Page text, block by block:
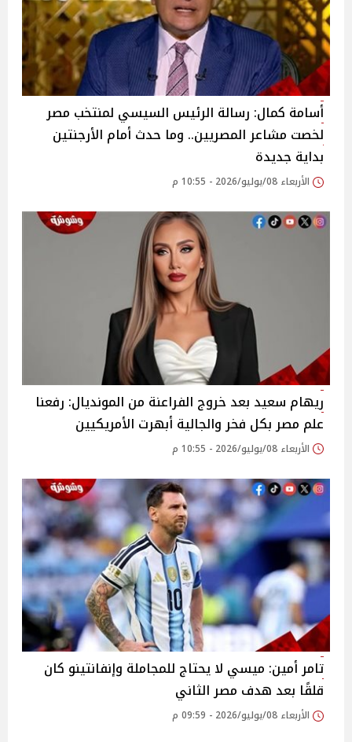
أسامة كمال: رسالة الرئيس السيسي لمنتخب مصر
لخصت مشاعر المصريين.. وما حدث أمام الأرجنتين
بداية جديدة
الأربعاء 08/يوليو/2026 - 10:55 م
ريهام سعيد بعد خروج الفراعنة من المونديال: رفعنا
علم مصر بكل فخر والجالية أبهرت الأمريكيين
الأربعاء 08/يوليو/2026 - 10:55 م
تامر أمين: ميسي لا يحتاج للمجاملة وإنفانتينو كان
قلقًا بعد هدف مصر الثاني
الأربعاء 08/يوليو/2026 - 09:59 م